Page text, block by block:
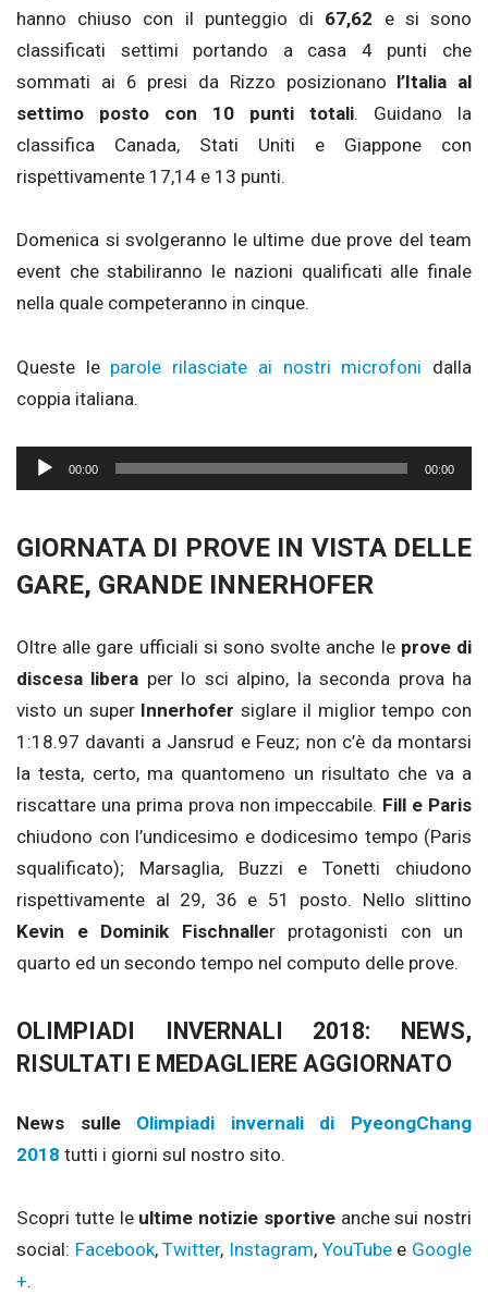
hanno chiuso con il punteggio di 67,62 e si sono
classificati settimi portando a casa 4 punti che
sommati ai 6 presi da Rizzo posizionano l’Italia al
settimo posto con 10 punti totali. Guidano la
classifica Canada, Stati Uniti e Giappone con
rispettivamente 17,14 e 13 punti.
Domenica si svolgeranno le ultime due prove del team
event che stabiliranno le nazioni qualificati alle finale
nella quale competeranno in cinque.
Queste le parole rilasciate ai nostri microfoni dalla
coppia italiana.
Audio
Player
00:00 00:00
GIORNATA DI PROVE IN VISTA DELLE
GARE, GRANDE INNERHOFER
Oltre alle gare ufficiali si sono svolte anche le prove di
discesa libera per lo sci alpino, la seconda prova ha
visto un super Innerhofer siglare il miglior tempo con
1:18.97 davanti a Jansrud e Feuz; non c’è da montarsi
la testa, certo, ma quantomeno un risultato che va a
riscattare una prima prova non impeccabile. Fill e Paris
chiudono con l’undicesimo e dodicesimo tempo (Paris
squalificato); Marsaglia, Buzzi e Tonetti chiudono
rispettivamente al 29, 36 e 51 posto. Nello slittino
Kevin e Dominik Fischnaller protagonisti con un
quarto ed un secondo tempo nel computo delle prove.
OLIMPIADI INVERNALI 2018: NEWS,
RISULTATI E MEDAGLIERE AGGIORNATO
News sulle Olimpiadi invernali di PyeongChang
2018 tutti i giorni sul nostro sito.
Scopri tutte le ultime notizie sportiveanche sui nostri
social: Facebook,Twitter, Instagram, YouTubee Google
+.